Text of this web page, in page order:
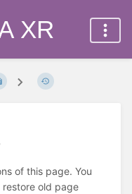
XR
of this page. You
old page